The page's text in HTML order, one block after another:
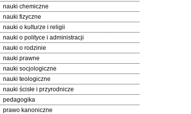
nauki chemiczne
nauki fizyczne
nauki o kulturze i religii
nauki o polityce i administracji
nauki o rodzinie
nauki prawne
nauki socjologiczne
nauki teologiczne
nauki ścisłe i przyrodnicze
pedagogika
prawo kanoniczne